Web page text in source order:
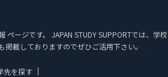
ページです。 JAPAN STUDY SUPPORTでは、
掲載しておりますのでぜひご活用下さい。
先を探す